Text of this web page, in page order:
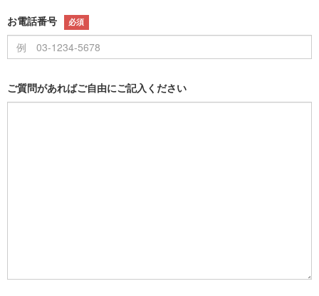
お電話番号 必須
ご質問があればご自由にご記入ください